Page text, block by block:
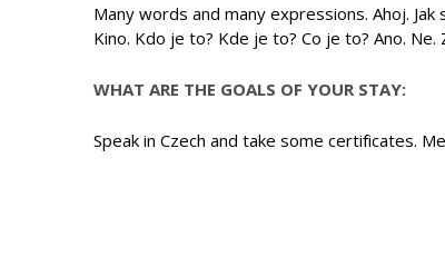
Many words and many expressions. Ahoj.
Kino. Kdo je to? Kde je to? Co je to? Ano.
WHAT ARE THE GOALS OF YOUR STAY:
Speak in Czech and take some certificates.